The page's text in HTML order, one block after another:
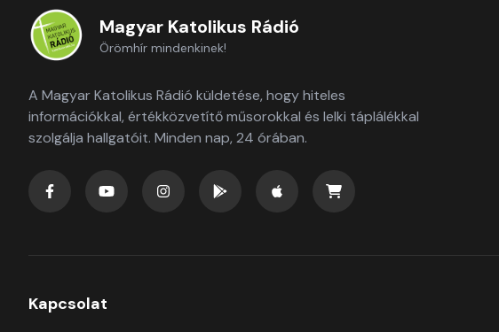
Magyar Katolikus Rádió
Örömhír mindenkinek!
A Magyar Katolikus Rádió küldetése, hogy hiteles
információkkal, értékközvetítő műsorokkal és lelki táplálékkal
szolgálja hallgatóit. Minden nap, 24 órában.
Kapcsolat